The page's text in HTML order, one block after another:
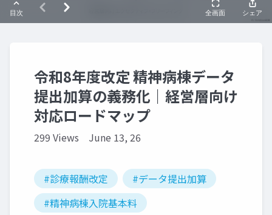
令和8年度改定 精神病棟データ
提出加算の義務化｜経営層向け
対応ロードマップ
299 Views June 13, 26
#診療報酬改定
#データ提出加算
#精神病棟入院基本料